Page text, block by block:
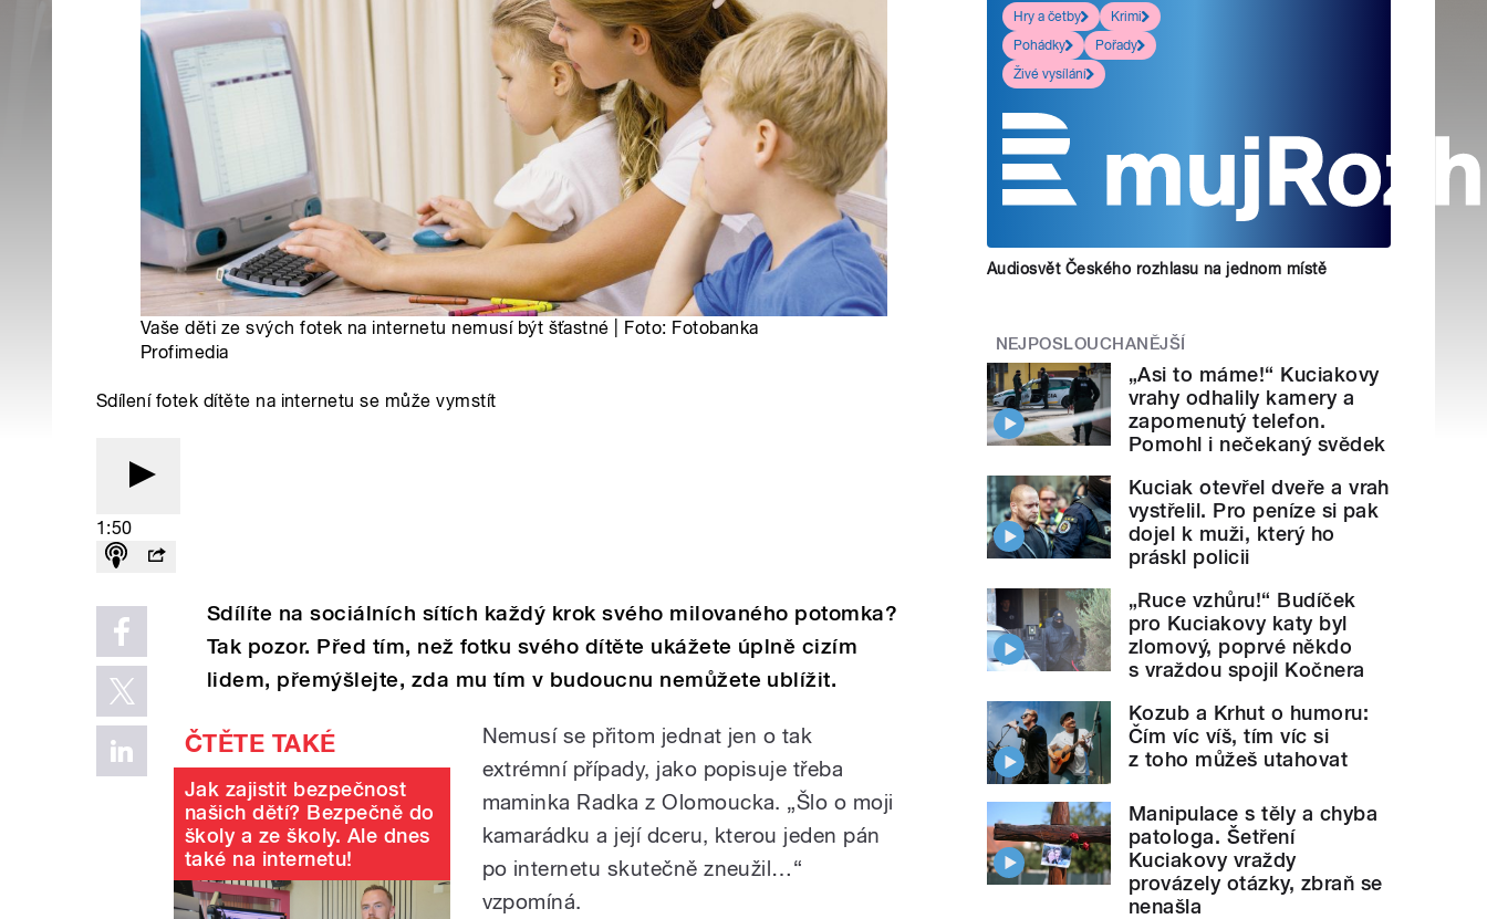
Vaše děti ze svých fotek na internetu nemusí být šťastné | Foto: Fotobanka
Profimedia
Sdílení fotek dítěte na internetu se může vymstít
1:50
Sdílíte na sociálních sítích každý krok svého milovaného potomka?
Tak pozor. Před tím, než fotku svého dítěte ukážete úplně cizím
lidem, přemýšlejte, zda mu tím v budoucnu nemůžete ublížit.
Jak zajistit bezpečnost
našich dětí? Bezpečně do
školy a ze školy. Ale dnes
také na internetu!
Nemusí se přitom jednat jen o tak
extrémní případy, jako popisuje třeba
maminka Radka z Olomoucka. „Šlo o moji
kamarádku a její dceru, kterou jeden pán
po internetu skutečně zneužil…“
vzpomíná.
Hry a četby
Krimi
Pohádky
Pořady
Živé vysílání
Audiosvět Českého rozhlasu na jednom místě
NEJPOSLOUCHANĚJŠÍ
„Asi to máme!“ Kuciakovy
vrahy odhalily kamery a
zapomenutý telefon.
Pomohl i nečekaný svědek
Kuciak otevřel dveře a vrah
vystřelil. Pro peníze si pak
dojel k muži, který ho
práskl policii
„Ruce vzhůru!“ Budíček
pro Kuciakovy katy byl
zlomový, poprvé někdo
s vraždou spojil Kočnera
Kozub a Krhut o humoru:
Čím víc víš, tím víc si
z toho můžeš utahovat
Manipulace s těly a chyba
patologa. Šetření
Kuciakovy vraždy
provázely otázky, zbraň se
nenašla